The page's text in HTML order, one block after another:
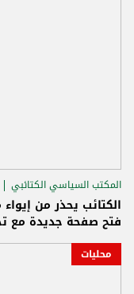
المكتب السياسي الكتائبي
الكتائب يحذر من
فتح صفحة جديدة مع
محليات